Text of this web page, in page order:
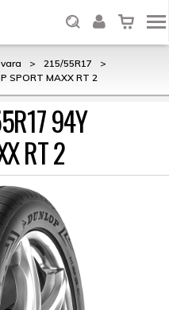
> 215/55R17
>
SPORT MAXX RT 2
94Y
RT 2